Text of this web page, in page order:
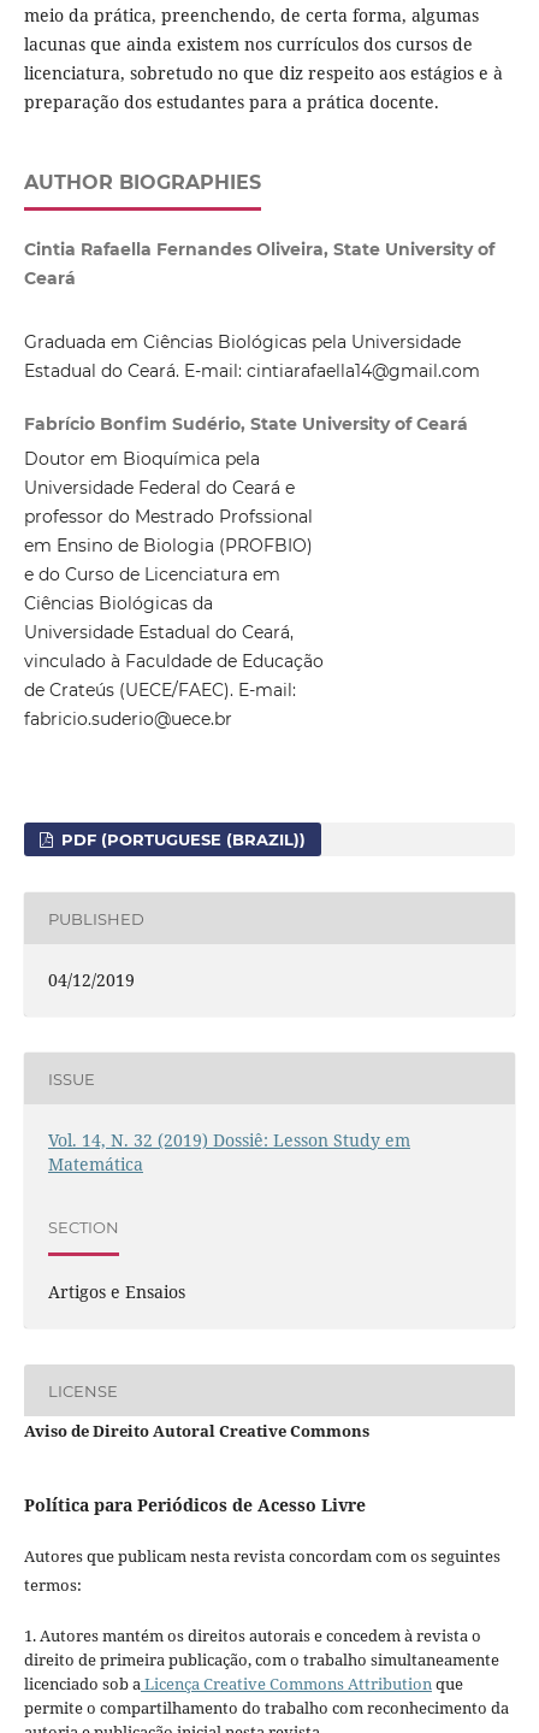
meio da prática, preenchendo, de certa forma, algumas
lacunas que ainda existem nos currículos dos cursos de
licenciatura, sobretudo no que diz respeito aos estágios e à
preparação dos estudantes para a prática docente.
AUTHOR BIOGRAPHIES
Cintia Rafaella Fernandes Oliveira, State University of
Ceará
Graduada em Ciências Biológicas pela Universidade
Estadual do Ceará. E-mail: cintiarafaella14@gmail.com
Fabrício Bonfim Sudério, State University of Ceará
Doutor em Bioquímica pela
Universidade Federal do Ceará e
professor do Mestrado Profssional
em Ensino de Biologia (PROFBIO)
e do Curso de Licenciatura em
Ciências Biológicas da
Universidade Estadual do Ceará,
vinculado à Faculdade de Educação
de Crateús (UECE/FAEC). E-mail:
fabricio.suderio@uece.br
PDF (PORTUGUESE (BRAZIL))
PUBLISHED
04/12/2019
ISSUE
Vol. 14, N. 32 (2019) Dossiê: Lesson Study em
Matemática
SECTION
Artigos e Ensaios
LICENSE
Aviso de Direito Autoral Creative Commons
Política para Periódicos de Acesso Livre
Autores que publicam nesta revista concordam com os seguintes
termos:
1. Autores mantém os direitos autorais e concedem à revista o
direito de primeira publicação, com o trabalho simultaneamente
licenciado sob aLicença Creative Commons Attributionque
permite o compartilhamento do trabalho com reconhecimento da